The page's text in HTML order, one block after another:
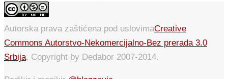
Autorska prava zaštićena pod uslovimaCreative
Commons Autorstvo-Nekomercijalno-Bez prerada 3.0
Srbija. Copyright by Dedabor 2007-2014.